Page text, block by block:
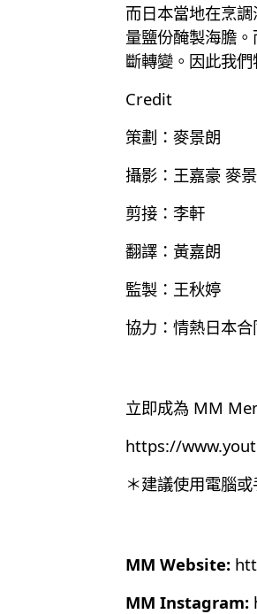
而日本當地在烹
量鹽份醃製海膽
斷轉變。因此我
Credit
策劃：麥景朗
攝影：王嘉豪 麥
剪接：李軒
翻譯：黃嘉朗
監製：王秋婷
協力：情熱日本
立即成為 MM
https://
＊建議使用電腦
MM Website:
MM Instagram: